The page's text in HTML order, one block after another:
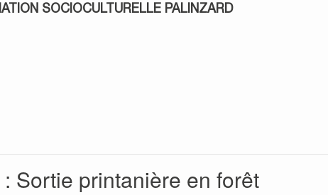
SOCIOCULTURELLE PALINZARD
Sortie printanière en forêt